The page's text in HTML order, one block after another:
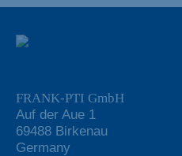
FRANK-PTI GmbH
Auf der Aue 1
69488 Birkenau
Germany